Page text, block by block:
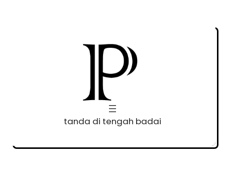
tanda di tengah badai